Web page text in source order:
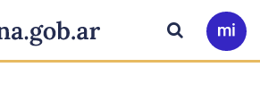
principal
Ir
a
Buscar